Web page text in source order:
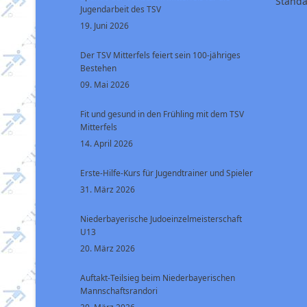
Jugendarbeit des TSV
19. Juni 2026
Der TSV Mitterfels feiert sein 100-jähriges
Bestehen
09. Mai 2026
Fit und gesund in den Frühling mit dem TSV
Mitterfels
14. April 2026
Erste-Hilfe-Kurs für Jugendtrainer und Spieler
31. März 2026
Niederbayerische Judoeinzelmeisterschaft
U13
20. März 2026
Auftakt-Teilsieg beim Niederbayerischen
Mannschaftsrandori